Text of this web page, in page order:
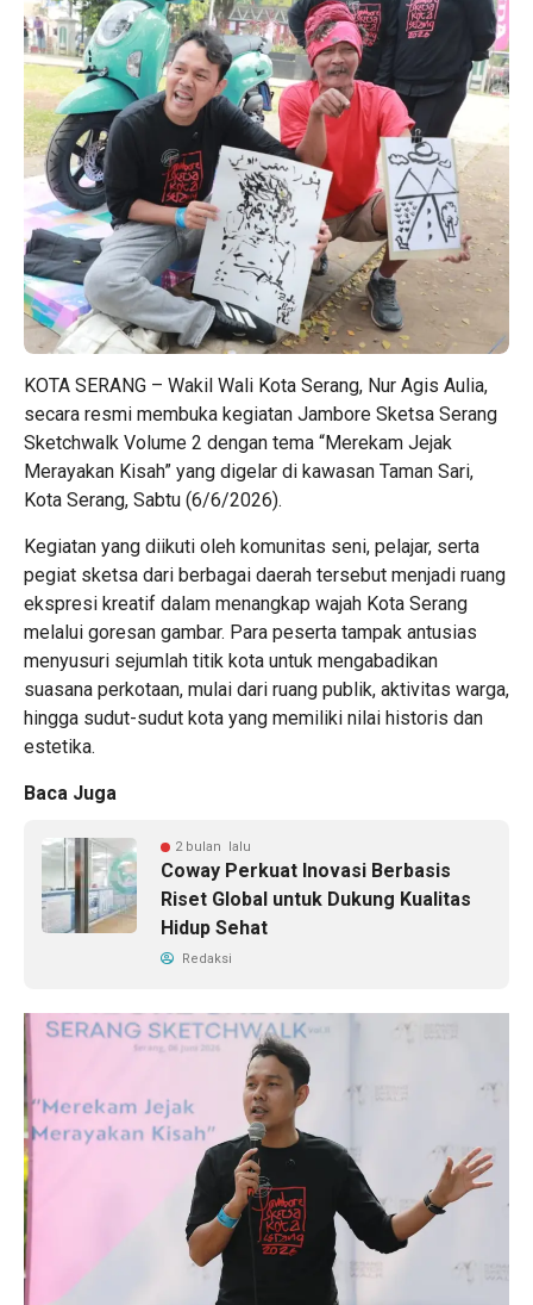
KOTA SERANG – Wakil Wali Kota Serang, Nur Agis Aulia,
secara resmi membuka kegiatan Jambore Sketsa Serang
Sketchwalk Volume 2 dengan tema “Merekam Jejak
Merayakan Kisah” yang digelar di kawasan Taman Sari,
Kota Serang, Sabtu (6/6/2026).
Kegiatan yang diikuti oleh komunitas seni, pelajar, serta
pegiat sketsa dari berbagai daerah tersebut menjadi ruang
ekspresi kreatif dalam menangkap wajah Kota Serang
melalui goresan gambar. Para peserta tampak antusias
menyusuri sejumlah titik kota untuk mengabadikan
suasana perkotaan, mulai dari ruang publik, aktivitas warga,
hingga sudut-sudut kota yang memiliki nilai historis dan
estetika.
Baca Juga
2 bulan lalu
Coway Perkuat Inovasi Berbasis
Riset Global untuk Dukung Kualitas
Hidup Sehat
Redaksi